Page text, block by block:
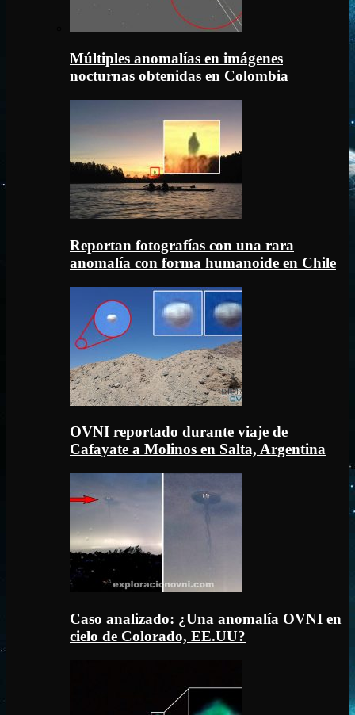
Múltiples anomalías en imágenes
nocturnas obtenidas en Colombia
Reportan fotografías con una rara
anomalía con forma humanoide en Chile
OVNI reportado durante viaje de
Cafayate a Molinos en Salta, Argentina
Caso analizado: ¿Una anomalía OVNI en
cielo de Colorado, EE.UU?